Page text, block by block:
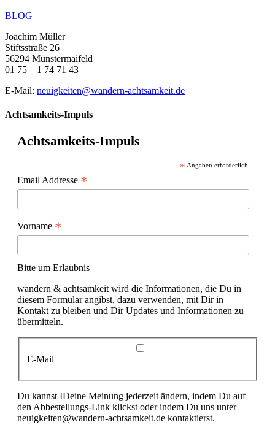
BLOG
Joachim Müller
Stiftsstraße 26
56294 Münstermaifeld
01 75 – 1 74 71 43
E-Mail: neuigkeiten@wandern-achtsamkeit.de
Achtsamkeits-Impuls
Achtsamkeits-Impuls
* Angaben erforderlich
Email Addresse *
Vorname *
Bitte um Erlaubnis
wandern & achtsamkeit wird die Informationen, die Du in
diesem Formular angibst, dazu verwenden, mit Dir in
Kontakt zu bleiben und Dir Updates und Informationen zu
übermitteln.
E-Mail
Du kannst IDeine Meinung jederzeit ändern, indem Du auf
den Abbestellungs-Link klickst oder indem Du uns unter
neuigkeiten@wandern-achtsamkeit.de kontaktierst.